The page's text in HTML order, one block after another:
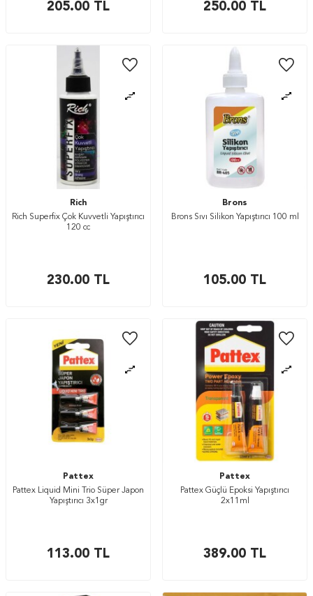
205.00 TL 250.00 TL
Rich
Rich Superfix Çok Kuvvetli Yapıştırıcı
120 cc
230.00 TL
Brons
Brons Sıvı Silikon Yapıştırıcı 100 ml
105.00 TL
Pattex
Pattex Liquid Mini Trio Süper Japon
Yapıştırıcı 3x1gr
113.00 TL
Pattex
Pattex Güçlü Epoksi Yapıştırıcı
2x11ml
389.00 TL